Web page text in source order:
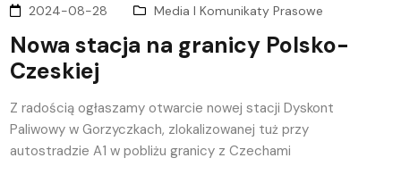
2024-08-28 Media I Komunikaty Prasowe
Nowa stacja na granicy Polsko-
Czeskiej
Z radością ogłaszamy otwarcie nowej stacji Dyskont
Paliwowy w Gorzyczkach, zlokalizowanej tuż przy
autostradzie A1 w pobliżu granicy z Czechami